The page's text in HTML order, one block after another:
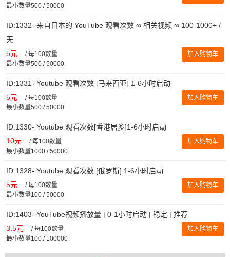
最小数量500 / 50000
ID:1332- 来自日本的 YouTube 观看次数 ∞ 相关视频 ∞ 100-1000+ /
天
5元 /每100数量
最小数量500 / 50000
加入购物车
ID:1331- Youtube 观看次数 [马来西亚] 1-6小时启动
5元 /每100数量
最小数量500 / 50000
加入购物车
ID:1330- Youtube 观看次数[香港居多]1-6小时启动
10元 /每100数量
最小数量1000 / 50000
加入购物车
ID:1328- Youtube 观看次数 [俄罗斯] 1-6小时启动
5元 /每100数量
最小数量100 / 50000
加入购物车
ID:1403- YouTube视频播放量 | 0-1小时启动 | 稳定 | 推荐
3.5元 /每100数量
最小数量100 / 100000
加入购物车